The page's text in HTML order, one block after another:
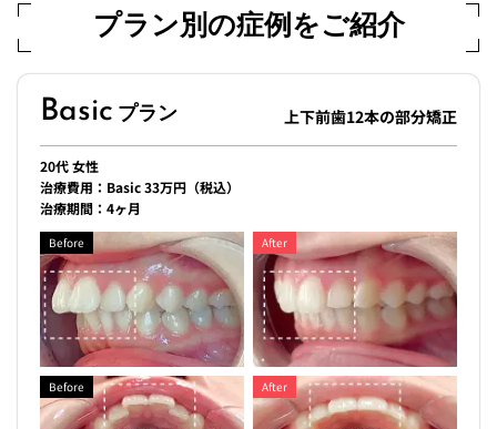
プラン別の症例をご紹介
Basic プラン 上下前歯12本の部分矯正
20代 女性
治療費用：Basic 33万円（税込）
治療期間：4ヶ月
Before After
Before After